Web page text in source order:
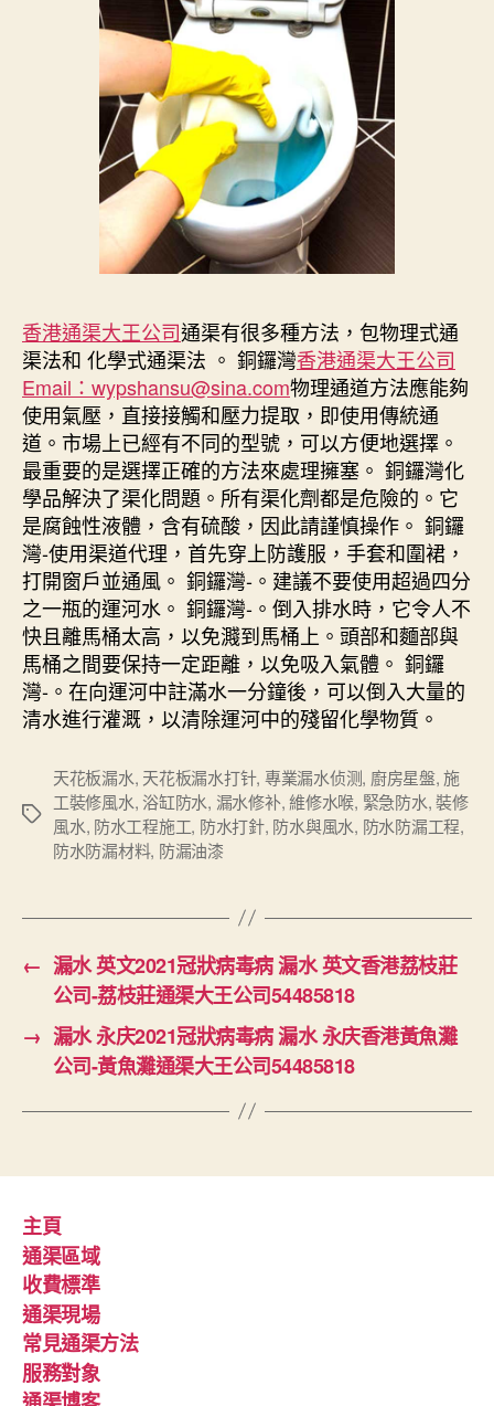
香港通渠大王公司通渠有很多種方法，包物理式通
渠法和 化學式通渠法 。 銅鑼灣香港通渠大王公司
Email：wypshansu@sina.com物理通道方法應能夠
使用氣壓，直接接觸和壓力提取，即使用傳統通
道。市場上已經有不同的型號，可以方便地選擇。
最重要的是選擇正確的方法來處理擁塞。 銅鑼灣化
學品解決了渠化問題。所有渠化劑都是危險的。它
是腐蝕性液體，含有硫酸，因此請謹慎操作。 銅鑼
灣-使用渠道代理，首先穿上防護服，手套和圍裙，
打開窗戶並通風。 銅鑼灣-。建議不要使用超過四分
之一瓶的運河水。 銅鑼灣-。倒入排水時，它令人不
快且離馬桶太高，以免濺到馬桶上。頭部和麵部與
馬桶之間要保持一定距離，以免吸入氣體。 銅鑼
灣-。在向運河中註滿水一分鐘後，可以倒入大量的
清水進行灌溉，以清除運河中的殘留化學物質。
Tags
天花板漏水, 天花板漏水打针, 專業漏水侦测, 廚房星盤,施
工裝修風水, 浴缸防水, 漏水修补,維修水喉, 緊急防水,裝修
風水, 防水工程施工, 防水打針, 防水與風水, 防水防漏工程,
防水防漏材料, 防漏油漆
← 漏水 英文2021冠狀病毒病 漏水 英文香港荔枝莊
公司-荔枝莊通渠大王公司54485818
→ 漏水 永庆2021冠狀病毒病 漏水 永庆香港黃魚灘
公司-黃魚灘通渠大王公司54485818
主頁
通渠區域
收費標準
通渠現場
常見通渠方法
服務對象